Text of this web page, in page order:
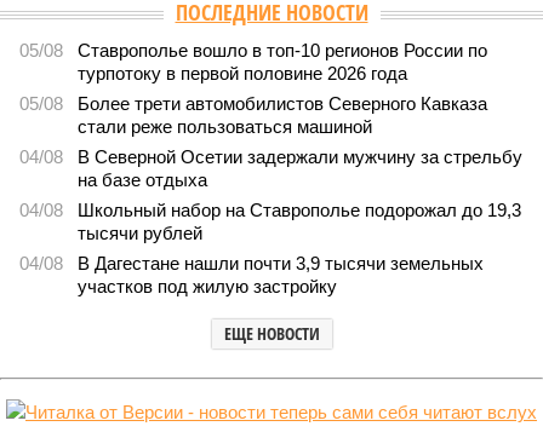
Версия //Общество //
Кабардино-Балкария и Северная Осетия попали в
топ-5 антирейтинга по детской преступности
Кабардино-Балкария и Северная Осетия попали в топ-5
антирейтинга по детской преступности
Тревожная статистика
детской преступности (фото: pixabay.com/fsHH)
Две республики Северного Кавказа продемонстрировали
существенный рост детской преступности по итогам первого
полугодия 2026-го.